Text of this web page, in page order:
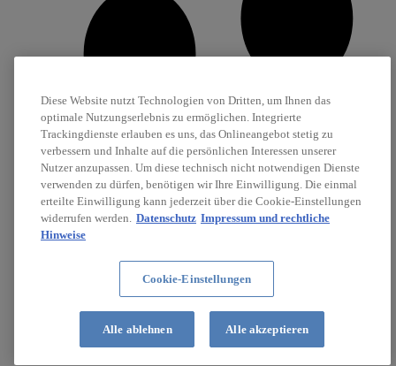
Stellenanzeigen
Diese Website nutzt Technologien von Dritten, um Ihnen das
optimale Nutzungserlebnis zu ermöglichen. Integrierte
Trackingdienste erlauben es uns, das Onlineangebot stetig zu
verbessern und Inhalte auf die persönlichen Interessen unserer
Nutzer anzupassen. Um diese technisch nicht notwendigen Dienste
verwenden zu dürfen, benötigen wir Ihre Einwilligung. Die einmal
erteilte Einwilligung kann jederzeit über die Cookie-Einstellungen
widerrufen werden. Datenschutz Impressum und rechtliche
Hinweise
Cookie-Einstellungen
Alle ablehnen Alle akzeptieren